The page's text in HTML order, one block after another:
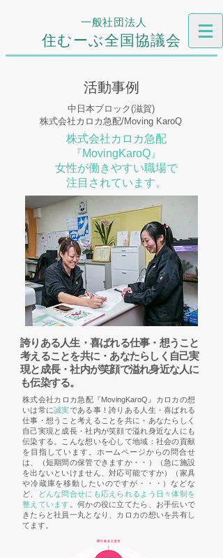
住むーぶ全国協議会
一般社団法人
活動事例
中日本ブロック(滋賀)
株式会社カロカ急配/Moving KaroQ
株式会社カロカ急配
『MovingKaroQ』
女性が働きやすい職場で
注目されています。
誇りある人生・喜ばれる仕事・想うこと
考えることを共に・あなたらしく自己実
現と成長・社内が笑顔で溢れ身近な人に
も伝染する。
株式会社カロカ急配『MovingKaroQ』カロカの想
いは常に誠実である事！誇りある人生・喜ばれる
仕事・想うこと考えることを共に・あなたらしく
自己実現と成長・社内が笑顔で溢れ身近な人にも
伝染する。こんな想いを心して地域：社会の貢献
を目指しています。ホームページからの問合せ
は、（短期間の保管できますか・・）（急に施設
を出ないといけません、対応可能ですか）（家具
や冷蔵庫を移動したいのですが・・・）などな
ど、
どんな問合せにも応えられるよう日々体制を
整えています 。何かの役に立てたら、お手伝いで
きたらと社員一丸となり、カロカの想いを共有し
てます。